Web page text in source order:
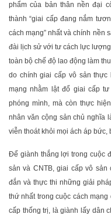
phẩm của bản thân nền đại
thành “giai cấp đang nắm
cách mạng” nhất và chính nền
đài lịch sử với tư cách lực
toàn bộ chế độ lao động làm
do chính giai cấp vô sản thực
mạng nhằm lật đổ giai cấp
phóng mình, mà còn thực
nhân văn cộng sản chủ nghĩa
viễn thoát khỏi mọi ách áp bức,
Để giành thắng lợi trong cuộc
sản và CNTB, giai cấp vô
đắn và thực thi những giải
thứ nhất trong cuộc cách
cấp thống trị, là giành lấy dân